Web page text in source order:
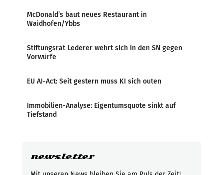
McDonald’s baut neues Restaurant in
Waidhofen/Ybbs
Stiftungsrat Lederer wehrt sich in den SN gegen
Vorwürfe
EU AI-Act: Seit gestern muss KI sich outen
Immobilien-Analyse: Eigentumsquote sinkt auf
Tiefstand
newsletter